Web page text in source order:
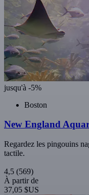
jusqu'à -5%
Boston
New England
Regardez les pingouins
tactile.
4,5 (569)
À partir de
37,05 $US